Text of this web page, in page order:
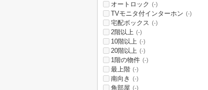
オートロック (-)
TVモニタ付インターホン (-)
宅配ボックス (-)
2階以上 (-)
10階以上 (-)
20階以上 (-)
1階の物件 (-)
最上階 (-)
南向き (-)
角部屋 (-)